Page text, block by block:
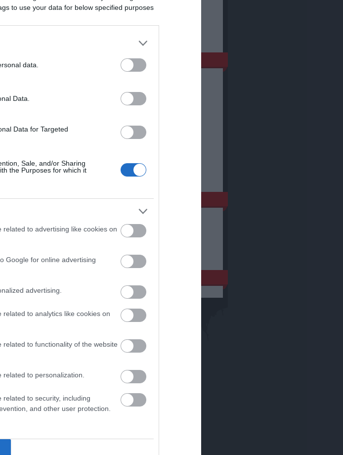
to use your data for below specified purposes
data.
Data.
Data for Targeted
Sale, and/or Sharing
the Purposes for which it
to advertising like cookies on
Google for online advertising
advertising.
to analytics like cookies on
to functionality of the website
to personalization.
to security, including
and other user protection.
acelbetet.blog.hu
Archívum
2013 október
1)
2013 szeptember
2013 június
2013 február
Feedek
bejegyzések,kommentek
és 7:23 lett
végig, a
50-től
hogy bőven
fel tudok
aggódás
ami segít